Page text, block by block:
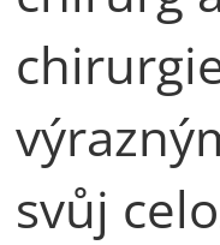
svůj